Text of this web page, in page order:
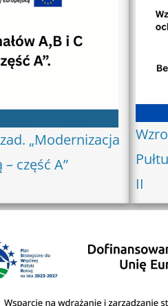
„Modernizacja
część A”
II